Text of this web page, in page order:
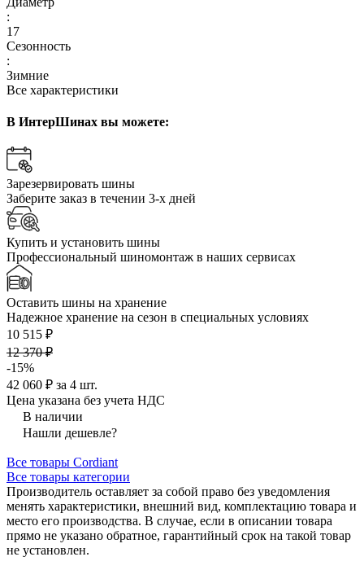
:
17
Сезонность
:
Зимние
Все характеристики
В ИнтерШинах вы можете:
Зарезервировать шины
Заберите заказ в течении 3-х дней
Купить и установить шины
Профессиональный шиномонтаж в наших сервисах
Оставить шины на хранение
Надежное хранение на сезон в специальных условиях
10 515 ₽
12 370 ₽
-15%
42 060 ₽ за 4 шт.
Цена указана без учета НДС
В наличии
Нашли дешевле?
Все товары Cordiant
Все товары категории
Производитель оставляет за собой право без уведомления
менять характеристики, внешний вид, комплектацию товара и
место его производства. В случае, если в описании товара
прямо не указано обратное, гарантийный срок на такой товар
не установлен.